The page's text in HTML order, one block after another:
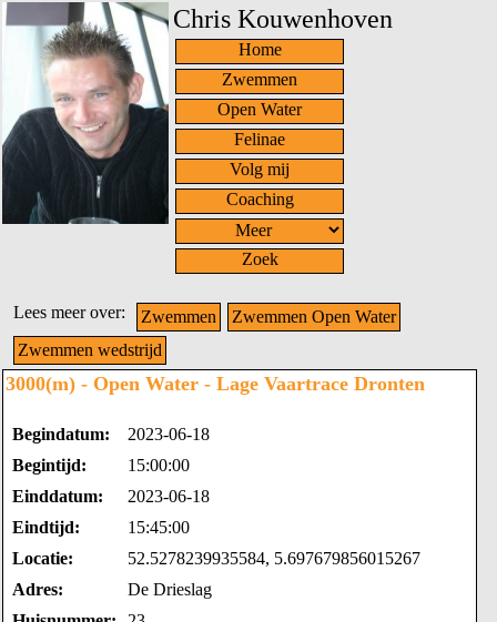
Chris Kouwenhoven
Home
Zwemmen
Open Water
Felinae
Volg mij
Coaching
Zoek
Lees meer over: Zwemmen
Zwemmen Open Water
Zwemmen wedstrijd
3000(m) - Open Water - Lage Vaartrace Dronten
Begindatum:
2023-06-18
Begintijd:
15:00:00
Einddatum:
2023-06-18
Eindtijd:
15:45:00
Locatie:
52.5278239935584, 5.697679856015267
Adres:
De Drieslag